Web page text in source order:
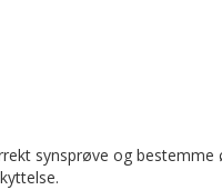
synsprøve og bestemme